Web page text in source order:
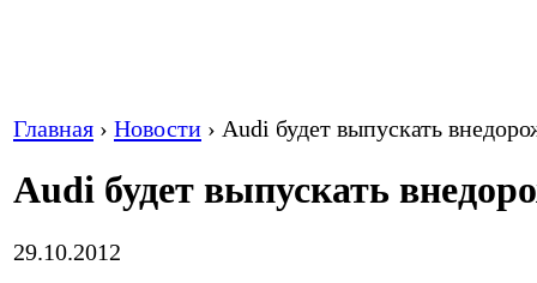
Главная › Новости › Audi будет выпускать
Audi будет выпускать
29.10.2012